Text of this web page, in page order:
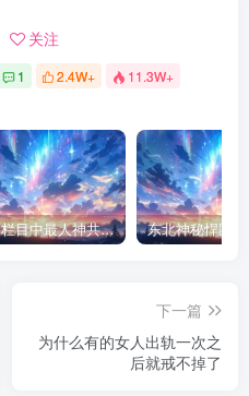
关注
1 2.4W+ 11.3W+
天网栏目中最人神共愤的一期《消失的夫妻》
下一篇
为什么有的女人出轨一次之
后就戒不掉了